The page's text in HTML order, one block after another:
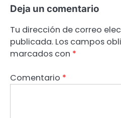
Deja un comentario
Tu dirección de correo
publicada. Los campos
marcados con *
Comentario *